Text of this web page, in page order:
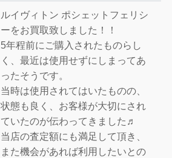
ルイヴィトン ポシェットフェリシ
ーをお買取致しました！！
5年程前にご購入されたものらし
く、最近は使用せずにしまってあ
ったそうです。
当時は使用されてはいたものの、
状態も良く、お客様が大切にされ
ていたのが伝わってきました♬
当店の査定額にも満足して頂き、
また機会があれば利用したいとの